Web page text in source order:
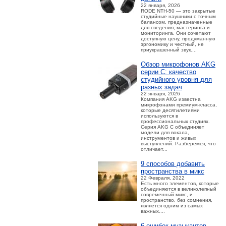
22 января, 2026
RODE NTH-50 — это закрытые
студийные наушники с точным
балансом, предназначенные
для сведения, мастеринга и
мониторинга. Они сочетают
доступную цену, продуманную
эргономику и честный, не
приукрашенный звук....
Обзор микрофонов AKG
серии C: качество
студийного уровня для
разных задач
22 января, 2026
Компания AKG известна
микрофонами премиум-класса,
которые десятилетиями
используются в
профессиональных студиях.
Серия AKG C объединяет
модели для вокала,
инструментов и живых
выступлений. Разберёмся, что
отличает...
9 способов добавить
пространства в микс
22 Февраля, 2022
Есть много элементов, которые
объединяются в великолепный
современный микс, и
пространство, без сомнения,
является одним из самых
важных....